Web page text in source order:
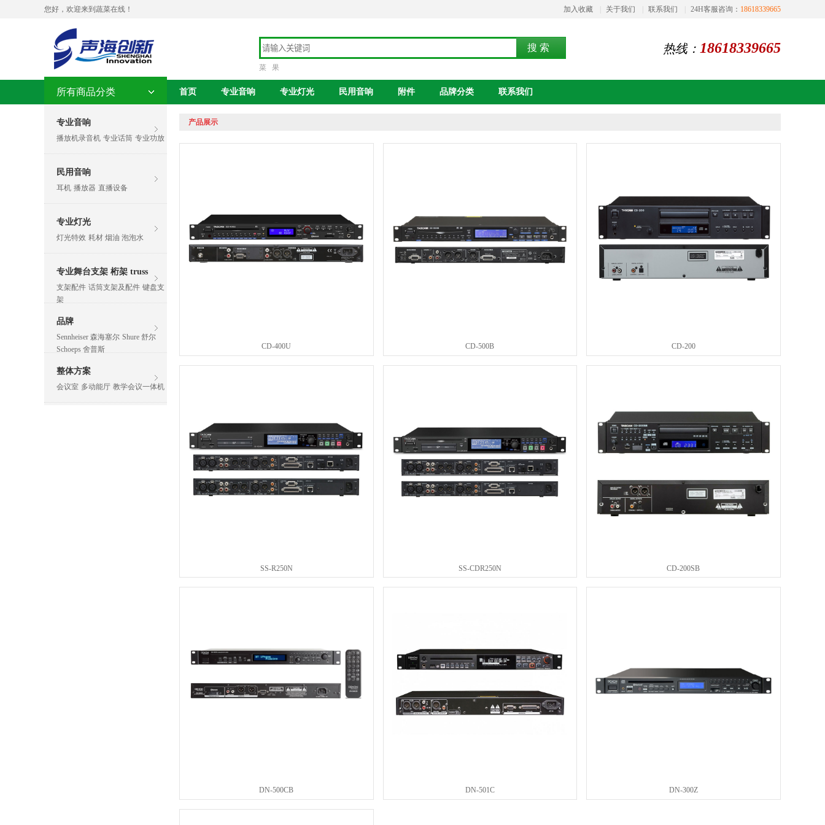
您好，欢迎来到蔬菜在线！ 加入收藏 关于我们 联系我们 24H客服咨询： 18618339665
菜 果
热线： 18618339665
所有商品分类
专业音响
播放机录音机 专业话筒 专业功放
民用音响
耳机 播放器 直播设备
专业灯光
灯光特效 耗材 烟油 泡泡水
专业舞台支架 桁架 truss
支架配件 话筒支架及配件 键盘支
架
品牌
Sennheiser 森海塞尔 Shure 舒尔
Schoeps 舍普斯
整体方案
会议室 多动能厅 教学会议一体机
首页 专业音响 专业灯光 民用音响 附件 品牌分类 联系我们
产品展示
CD-400U CD-500B CD-200
SS-R250N SS-CDR250N CD-200SB
DN-500CB DN-501C DN-300Z